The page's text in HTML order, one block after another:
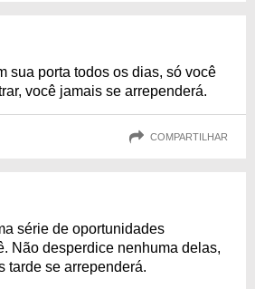
sua porta todos os dias, só você
você jamais se arrependerá.
COMPARTILHAR
série de oportunidades
Não desperdice nenhuma delas,
tarde se arrependerá.